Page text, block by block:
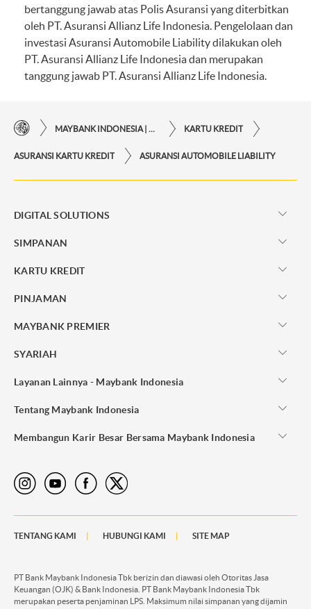
bertanggung jawab atas Polis Asuransi yang diterbitkan
oleh PT. Asuransi Allianz Life Indonesia. Pengelolaan dan
investasi Asuransi Automobile Liability dilakukan oleh
PT. Asuransi Allianz Life Indonesia dan merupakan
tanggung jawab PT. Asuransi Allianz Life Indonesia.
KARTU KREDIT
ASURANSI KARTU KREDIT ASURANSI AUTOMOBILE LIABILITY
DIGITAL SOLUTIONS
SIMPANAN
KARTU KREDIT
PINJAMAN
MAYBANK PREMIER
SYARIAH
Layanan Lainnya - Maybank Indonesia
Tentang Maybank Indonesia
Membangun Karir Besar Bersama Maybank Indonesia
TENTANG KAMI HUBUNGI KAMI SITE MAP
PT Bank Maybank Indonesia Tbk berizin dan diawasi oleh Otoritas Jasa
Keuangan (OJK) & Bank Indonesia. PT Bank Maybank Indonesia Tbk
merupakan peserta penjaminan LPS. Maksimum nilai simpanan yang dijamin